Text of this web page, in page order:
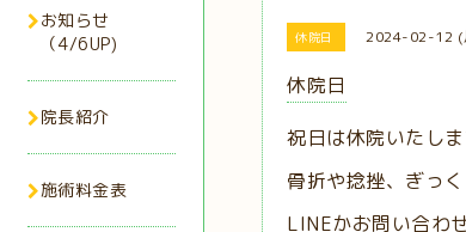
休院日 2024-02-12 (
休院日
祝日は休院いたし
骨折や捻挫、ぎっ
LINEかお問い合わ
お知らせ
（4/6UP)
院長紹介
施術料金表